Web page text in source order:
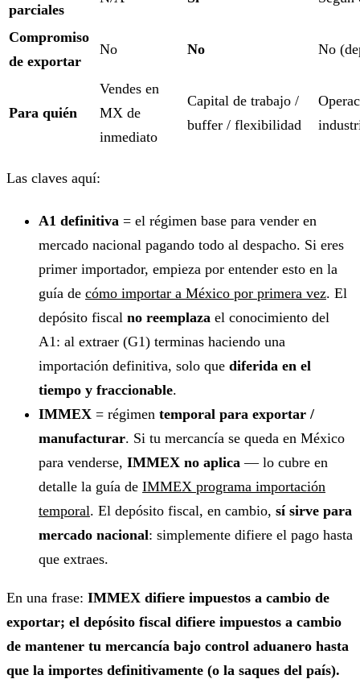
parciales
Compromiso
de exportar
No No No
Para quién
Vendes en
MX de
inmediato
Capital de trabajo /
buffer / flexibilidad
Las claves aquí:
A1 definitiva = el régimen base para vender en
mercado nacional pagando todo al despacho. Si eres
primer importador, empieza por entender esto en la
guía de cómo importar a México por primera vez. El
depósito fiscal no reemplaza el conocimiento del
A1: al extraer (G1) terminas haciendo una
importación definitiva, solo que diferida en el
tiempo y fraccionable.
IMMEX = régimen temporal para exportar /
manufacturar. Si tu mercancía se queda en México
para venderse, IMMEX no aplica — lo cubre en
detalle la guía de IMMEX programa importación
temporal. El depósito fiscal, en cambio, sí sirve para
mercado nacional: simplemente difiere el pago hasta
que extraes.
En una frase: IMMEX difiere impuestos a cambio de
exportar; el depósito fiscal difiere impuestos a cambio
de mantener tu mercancía bajo control aduanero hasta
que la importes definitivamente (o la saques del país).